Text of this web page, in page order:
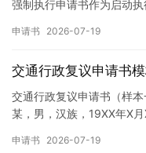
强制执行申请书作为启动
纸张与…
申请书 2026-07-19
交通行政复议申请书
交通行政复议申请书（样
某，男，汉族，19XX年X
申请书 2026-07-19